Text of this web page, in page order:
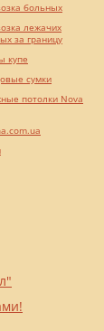
больных
лежачих
за границу
купе
сумки
потолки Nova